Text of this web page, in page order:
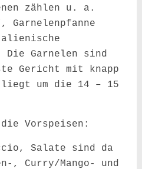
zählen u. a.
Garnelenpfanne
Garnelen sind
Gericht mit knapp
um die 14 – 15
Vorspeisen:
Salate sind da
, Curry/Mango- und